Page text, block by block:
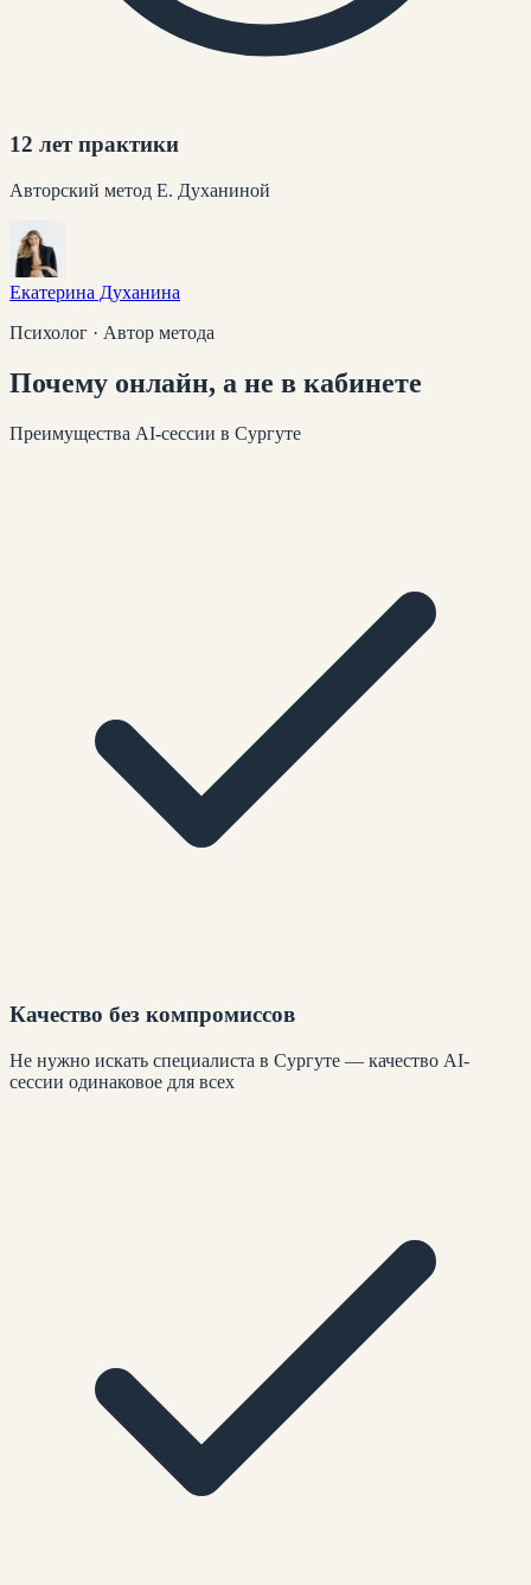
12 лет практики
Авторский метод Е. Духаниной
Екатерина Духанина
Психолог · Автор метода
Почему онлайн, а не в кабинете
Преимущества AI-сессии в Сургуте
Качество без компромиссов
Не нужно искать специалиста в Сургуте — качество AI-
сессии одинаковое для всех